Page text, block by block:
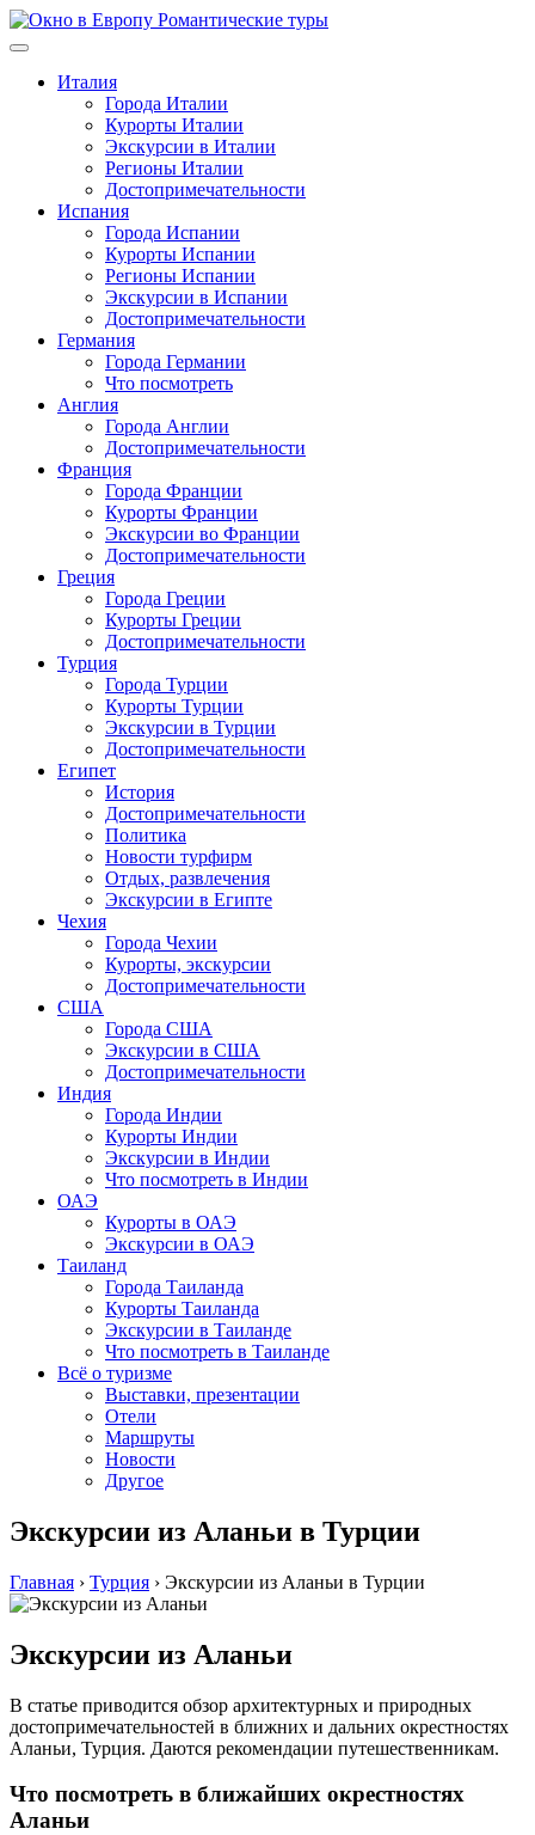
Перейти
к
Италия
Города Италии
Курорты Италии
Экскурсии в Италии
Регионы Италии
Достопримечательности
Испания
Города Испании
Курорты Испании
Регионы Испании
Экскурсии в Испании
Достопримечательности
Германия
Города Германии
Что посмотреть
Англия
Города Англии
Достопримечательности
Франция
Города Франции
Курорты Франции
Экскурсии во Франции
Достопримечательности
Греция
Города Греции
Курорты Греции
Достопримечательности
Турция
Города Турции
Курорты Турции
Экскурсии в Турции
Достопримечательности
Египет
История
Достопримечательности
Политика
Новости турфирм
Отдых, развлечения
Экскурсии в Египте
Чехия
Города Чехии
Курорты, экскурсии
Достопримечательности
США
Города США
Экскурсии в США
Достопримечательности
Индия
Города Индии
Курорты Индии
Экскурсии в Индии
Что посмотреть в Индии
ОАЭ
Курорты в ОАЭ
Экскурсии в ОАЭ
Таиланд
Города Таиланда
Курорты Таиланда
Экскурсии в Таиланде
Что посмотреть в Таиланде
Всё о туризме
Выставки, презентации
Отели
Маршруты
Новости
Другое
Экскурсии из Аланьи в Турции
Главная › Турция › Экскурсии из Аланьи в Турции
Экскурсии из Аланьи
В статье приводится обзор архитектурных и природных
достопримечательностей в ближних и дальних окрестностях
Аланьи, Турция. Даются рекомендации путешественникам.
Что посмотреть в ближайших окрестностях
Аланьи